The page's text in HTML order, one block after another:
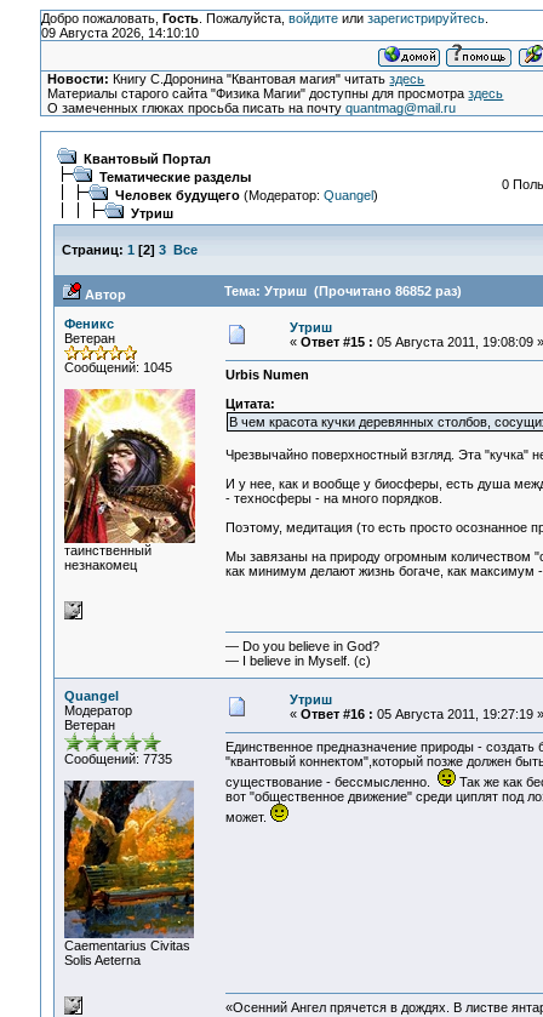
Добро пожаловать, Гость. Пожалуйста, войдитеили зарегистрируйтесь.
09 Августа 2026, 14:10:10
Новости: Книгу С.Доронина "Квантовая магия" читатьздесь
Материалы старого сайта "Физика Магии" доступны для просмотраздесь
О замеченных глюках просьба писать на почтуquantmag@mail.ru
Квантовый Портал
Тематические разделы
Человек будущего(Модератор: Quangel)
Утриш
0
Страниц: 1 [2] 3 Все
Автор Тема: Утриш (Прочитано 86852 раз)
Феникс
Ветеран
Сообщений: 1045
таинственный
незнакомец
Утриш
« Ответ #15 : 05 Августа 2011, 19:08:09 »
Urbis Numen
Цитата:
В чем красота кучки деревянных столбов,
Чрезвычайно поверхностный взгляд. Эта "кучка"
И у нее, как и вообще у биосферы, есть душа
- техносферы - на много порядков.
Поэтому, медитация (то есть просто осознанное
Мы завязаны на природу огромным количеством
как минимум делают жизнь богаче, как
— Do you believe in God?
— I believe in Myself. (c)
Quangel
Модератор
Ветеран
Сообщений: 7735
Сaementarius Civitas
Solis Aeterna
Утриш
« Ответ #16 : 05 Августа 2011, 19:27:19 »
Единственное предназначение природы - создать
"квантовый коннектом",который позже должен
существование - бессмысленно.
Так же как
вот "общественное движение" среди циплят под
может.
«Осенний Ангел прячется в дождях. В листве